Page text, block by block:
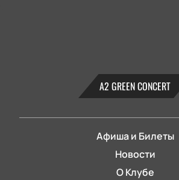
А2 GREEN CONCERT
Афиша и Билеты
Новости
О Клубе